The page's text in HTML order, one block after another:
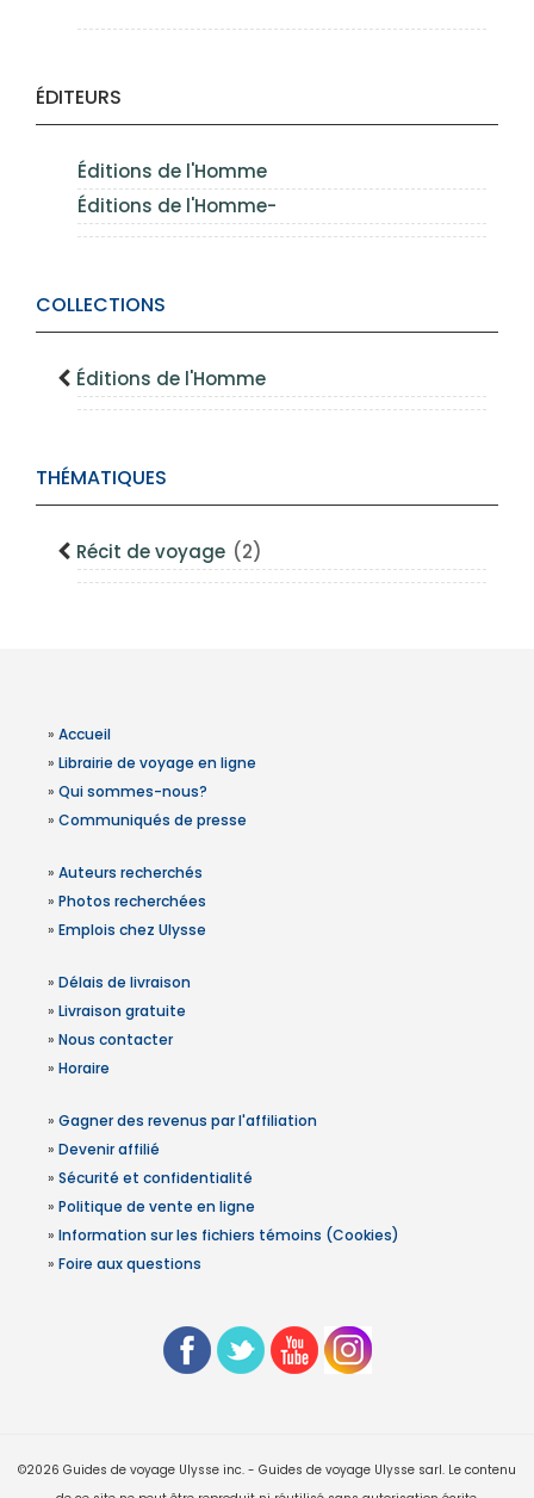
ÉDITEURS
Éditions de l'Homme
Éditions de l'Homme-
COLLECTIONS
Éditions de l'Homme
THÉMATIQUES
Récit de voyage (2)
» Accueil
» Librairie de voyage en ligne
» Qui sommes-nous?
» Communiqués de presse
» Auteurs recherchés
» Photos recherchées
» Emplois chez Ulysse
» Délais de livraison
» Livraison gratuite
» Nous contacter
» Horaire
» Gagner des revenus par l'affiliation
» Devenir affilié
» Sécurité et confidentialité
» Politique de vente en ligne
» Information sur les fichiers témoins (Cookies)
» Foire aux questions
©2026 Guides de voyage Ulysse inc. - Guides de voyage Ulysse sarl. Le contenu